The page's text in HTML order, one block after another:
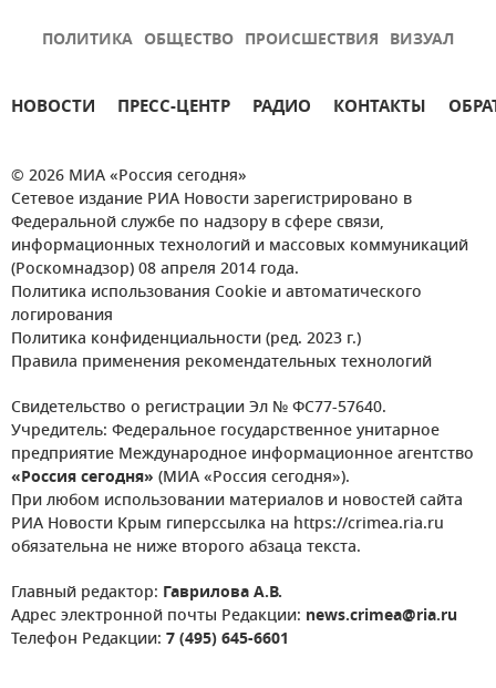
ПОЛИТИКА ОБЩЕСТВО ПРОИСШЕСТВИЯ ВИЗУАЛ
НОВОСТИ ПРЕСС-ЦЕНТР РАДИО КОНТАКТЫ
© 2026 МИА «Россия сегодня»
Сетевое издание РИА Новости зарегистрировано в
Федеральной службе по надзору в сфере связи,
информационных технологий и массовых коммуникаций
(Роскомнадзор) 08 апреля 2014 года.
Политика использования Cookie и автоматического
логирования
Политика конфиденциальности (ред. 2023 г.)
Правила применения рекомендательных технологий
Свидетельство о регистрации Эл № ФС77-57640.
Учредитель: Федеральное государственное унитарное
предприятие Международное информационное агентство
«Россия сегодня» (МИА «Россия сегодня»).
При любом использовании материалов и новостей сайта
РИА Новости Крым гиперссылка на https://crimea.ria.ru
обязательна не ниже второго абзаца текста.
Главный редактор: Гаврилова А.В.
Адрес электронной почты Редакции: news.crimea@ria.ru
Телефон Редакции: 7 (495) 645-6601